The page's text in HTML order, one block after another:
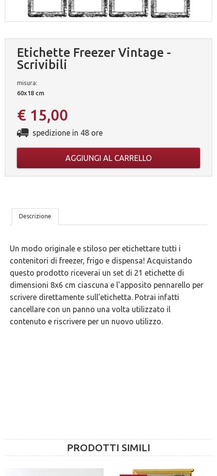
Etichette Freezer Vintage -
Scrivibili
misura:
60x18 cm
€ 15,00
spedizione in 48 ore
AGGIUNGI AL CARRELLO
LE
GARANZIE
Descrizione
Un modo originale e stiloso per etichettare tutti i
contenitori di freezer, frigo e dispensa! Acquistando
questo prodotto riceverai un set di 21 etichette di
dimensioni 8x6 cm ciascuna e l'apposito pennarello per
scrivere direttamente sull'etichetta. Potrai infatti
cancellare con un panno una volta utilizzato il
contenuto e riscrivere per un nuovo utilizzo.
PRODOTTI SIMILI